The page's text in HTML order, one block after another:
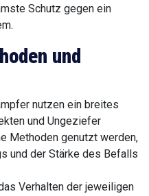
Schutz gegen ein
und
nutzen ein breites
und Ungeziefer
Methoden genutzt werden,
und der Stärke des Befalls
Verhalten der jeweiligen